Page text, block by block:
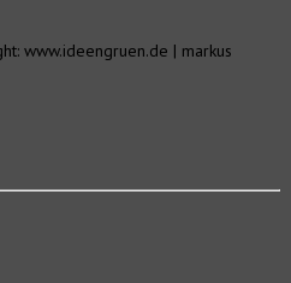
www.ideengruen.de | markus